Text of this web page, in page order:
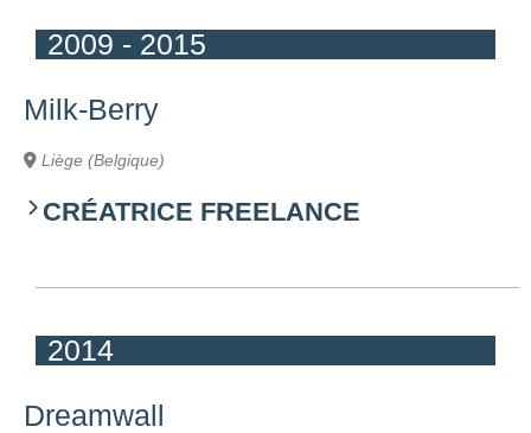
2009 - 2015
Milk-Berry
Liège (Belgique)
CRÉATRICE FREELANCE
2014
Dreamwall